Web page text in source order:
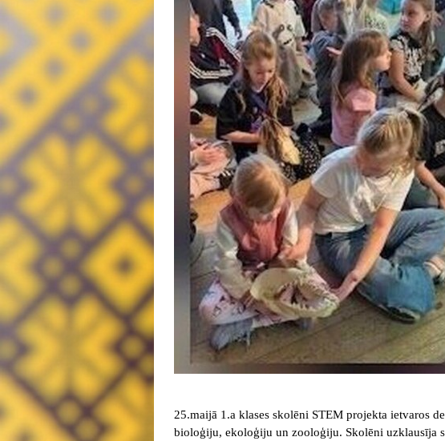
25.maijā 1.a klases skolēni STEM projekta ietvaros
bioloģiju, ekoloģiju un zooloģiju. Skolēni uzklausīja